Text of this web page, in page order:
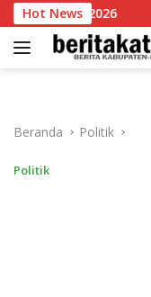
Langsung
ke
konten
Hot NewsPolresta
Beranda Politik
Politik